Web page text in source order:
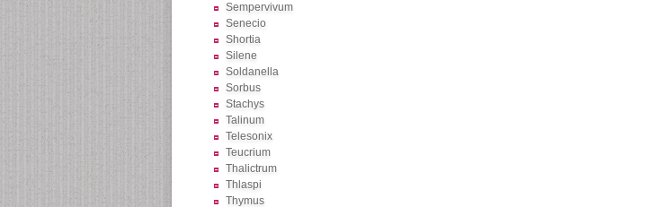
Sempervivum
Senecio
Shortia
Silene
Soldanella
Sorbus
Stachys
Talinum
Telesonix
Teucrium
Thalictrum
Thlaspi
Thymus